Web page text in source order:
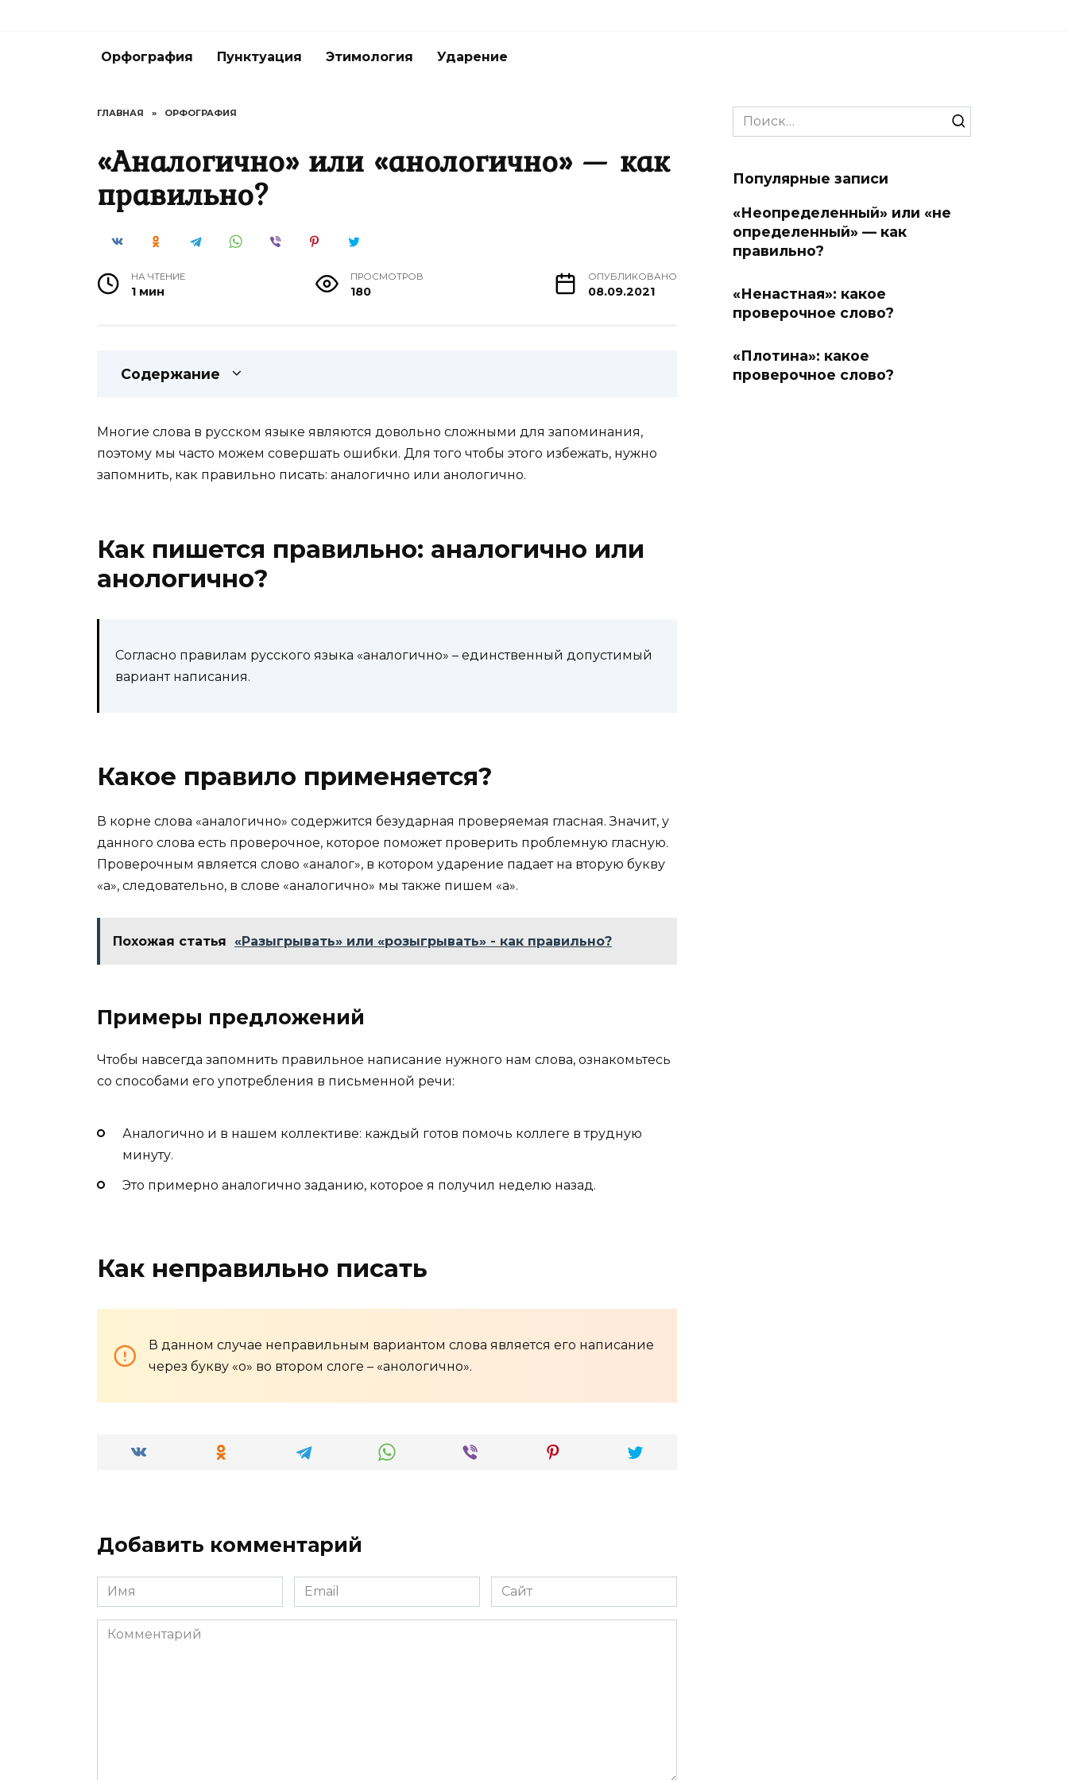
Орфография Пунктуация Этимология Ударение
ГЛАВНАЯ » ОРФОГРАФИЯ
«Аналогично» или «анологично» — как
правильно?
НА ЧТЕНИЕ
1 мин
ПРОСМОТРОВ
180
ОПУБЛИКОВАНО
08.09.2021
Содержание
Многие слова в русском языке являются довольно сложными для запоминания,
поэтому мы часто можем совершать ошибки. Для того чтобы этого избежать, нужно
запомнить, как правильно писать: аналогично или анологично.
Как пишется правильно: аналогично или
анологично?
Согласно правилам русского языка «аналогично» – единственный допустимый
вариант написания.
Какое правило применяется?
В корне слова «аналогично» содержится безударная проверяемая гласная. Значит, у
данного слова есть проверочное, которое поможет проверить проблемную гласную.
Проверочным является слово «аналог», в котором ударение падает на вторую букву
«а», следовательно, в слове «аналогично» мы также пишем «а».
Похожая статья «Разыгрывать» или «розыгрывать» - как правильно?
Примеры предложений
Чтобы навсегда запомнить правильное написание нужного нам слова, ознакомьтесь
со способами его употребления в письменной речи:
Аналогично и в нашем коллективе: каждый готов помочь коллеге в трудную
минуту.
Это примерно аналогично заданию, которое я получил неделю назад.
Как неправильно писать
В данном случае неправильным вариантом слова является его написание
через букву «о» во втором слоге – «анологично».
Добавить комментарий
Имя
*
Email
*
Сайт
Комментарий
Search
for:
Популярные записи
«Неопределенный» или «не
определенный» — как
правильно?
«Ненастная»: какое
проверочное слово?
«Плотина»: какое
проверочное слово?